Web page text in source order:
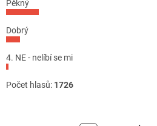
Pěkný
Dobrý
4. NE - nelíbí se mi
Počet hlasů: 1726